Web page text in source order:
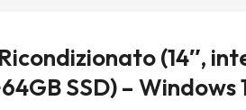
(14″,
SSD) – Windows